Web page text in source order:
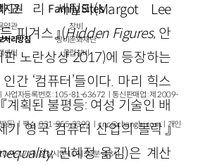
고 리 셰털리(Margot Lee
피겨스』(Hidden Figures, 안
판 노란상상 2017)에 등장하는
간 ‘컴퓨터’들이다. 마리 힉스
계획된 불평등: 여성 기술인 배
기 영국 컴퓨터 산업의 몰락』
, 권혜정 옮김)은 계산
지원
약관
처리방침
센터
Family Sites
창비
창비문화재단
클럽창비
사업자등록번호 : 105-81-63672ㅣ통신판매업 : 제 2009-
발동)ㅣ팩스 : 031-955-3399 ㅣcnc@changbi.comㅣ개인
시~17시), 점심시간 11시 30분~13시